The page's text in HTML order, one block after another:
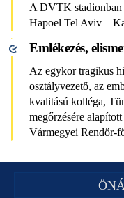
A DVTK stadionban
Hapoel Tel Aviv –
Emlékezés,
Az egykor tragikus
osztályvezető, az
kvalitású kolléga,
megőrzésére
Vármegyei Rendőr-